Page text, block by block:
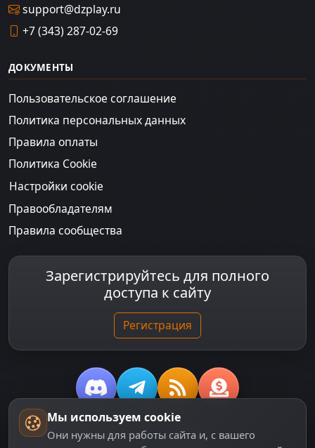
support@dzplay.ru
+7 (343) 287-02-69
ДОКУМЕНТЫ
Пользовательское соглашение
Политика персональных данных
Правила оплаты
Политика Cookie
Настройки cookie
Правообладателям
Правила сообщества
Зарегистрируйтесь для полного
доступа к сайту
Регистрация
© 2018-2026 dzplay.ru
Мы используем cookie
Они нужны для работы сайта и, с вашего